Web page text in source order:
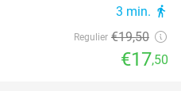
3 min. directions_walk
Regulier €19,50
€17,50